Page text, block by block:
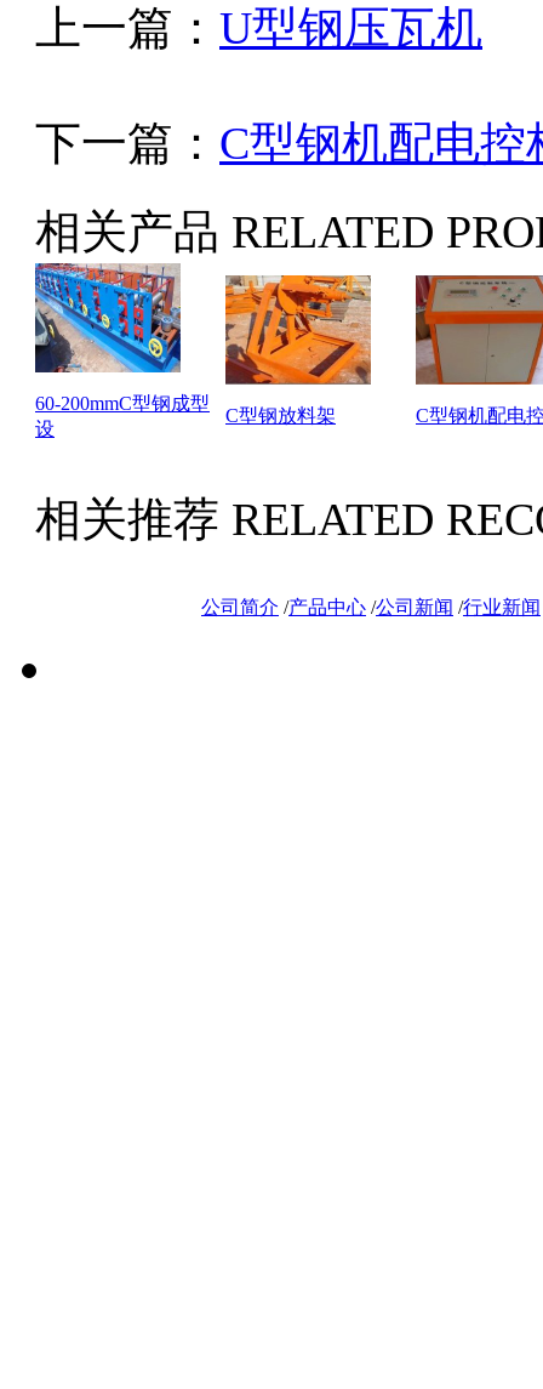
上一篇： U型钢压瓦机
下一篇： C型钢机配电控
相关产品 RELATED
60-200mmC型钢成型
设
C型钢放料架 C型钢机配电
相关推荐 RELATED
公司简介 /产品中心 /公司新闻 /行业新闻